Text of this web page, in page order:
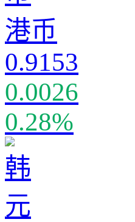
港币
0.9153
0.0026
0.28%